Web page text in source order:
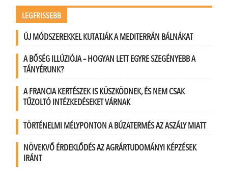
LEGFRISSEBB
ÚJ MÓDSZEREKKEL KUTATJÁK A MEDITERRÁN BÁLNÁKAT
A BŐSÉG ILLÚZIÓJA – HOGYAN LETT EGYRE SZEGÉNYEBB A
TÁNYÉRUNK?
A FRANCIA KERTÉSZEK IS KÜSZKÖDNEK, ÉS NEM CSAK
TŰZOLTÓ INTÉZKEDÉSEKET VÁRNAK
TÖRTÉNELMI MÉLYPONTON A BÚZATERMÉS AZ ASZÁLY MIATT
NÖVEKVŐ ÉRDEKLŐDÉS AZ AGRÁRTUDOMÁNYI KÉPZÉSEK
IRÁNT